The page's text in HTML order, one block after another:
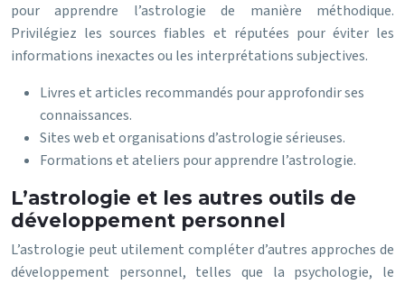
pour apprendre l’astrologie de manière méthodique.
Privilégiez les sources fiables et réputées pour éviter les
informations inexactes ou les interprétations subjectives.
Livres et articles recommandés pour approfondir ses
connaissances.
Sites web et organisations d’astrologie sérieuses.
Formations et ateliers pour apprendre l’astrologie.
L’astrologie et les autres outils de
développement personnel
L’astrologie peut utilement compléter d’autres approches de
développement personnel, telles que la psychologie, le